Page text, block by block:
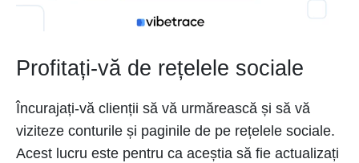
Profitați-vă de rețelele sociale
Încurajați-vă clienții să vă urmărească și să vă
viziteze conturile și paginile de pe rețelele sociale.
Acest lucru este pentru ca aceștia să fie actualizați